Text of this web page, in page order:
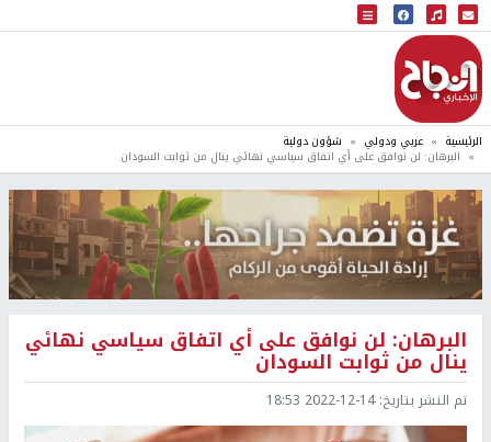
البث المباشر
إذاعة النجاح
الرئيسية عربي ودولي شؤون دولية
البرهان: لن نوافق على أي اتفاق سياسي نهائي ينال من ثوابت السودان
البرهان: لن نوافق على أي اتفاق سياسي نهائي
ينال من ثوابت السودان
تم النشر بتاريخ:2022-12-14 18:53